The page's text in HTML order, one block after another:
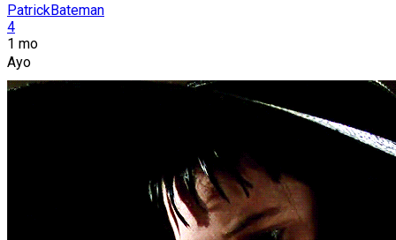
PatrickBateman
4
1 mo
Ayo